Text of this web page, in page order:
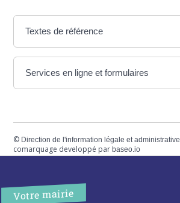
Textes de référence
Services en ligne et formulaires
© Direction de l'information légale et administrative
comarquage developpé parbaseo.io
Votre mairie